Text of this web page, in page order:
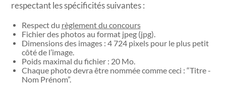
respectant les spécificités suivantes :
Respect du règlement du concours
Fichier des photos au format jpeg (jpg).
Dimensions des images : 4 724 pixels pour le plus petit
côté de l’image.
Poids maximal du fichier : 20 Mo.
Chaque photo devra être nommée comme ceci : “Titre -
Nom Prénom”.